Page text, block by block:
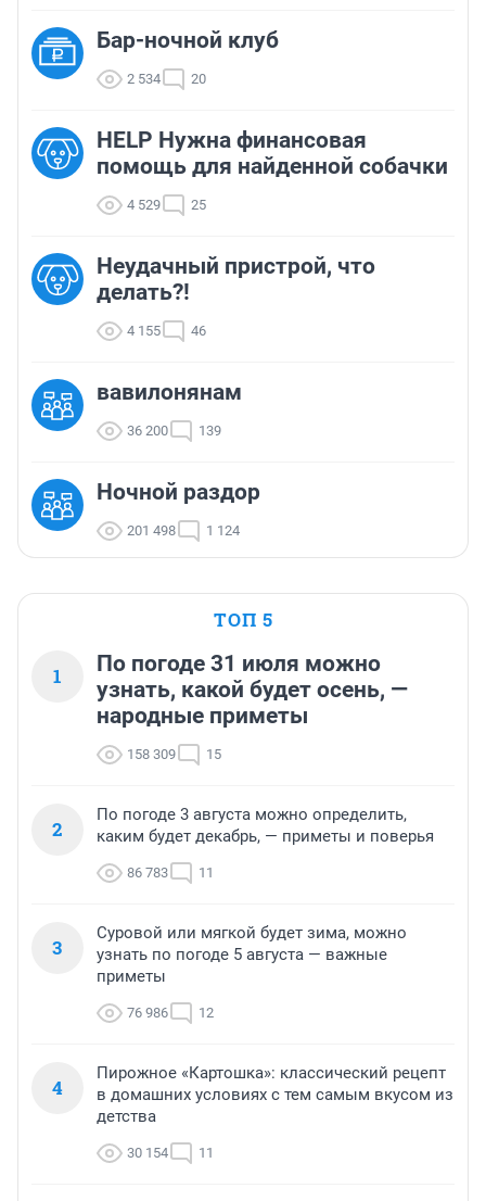
Бар-ночной клуб
2 534 20
HELP Нужна финансовая
помощь для найденной собачки
4 529 25
Неудачный пристрой, что
делать?!
4 155 46
вавилонянам
36 200 139
Ночной раздор
201 498 1 124
ТОП 5
1
По погоде 31 июля можно
узнать, какой будет осень, —
народные приметы
158 309 15
2
По погоде 3 августа можно определить,
каким будет декабрь, — приметы и поверья
86 783 11
3
Суровой или мягкой будет зима, можно
узнать по погоде 5 августа — важные
приметы
76 986 12
4
Пирожное «Картошка»: классический рецепт
в домашних условиях с тем самым вкусом из
детства
30 154 11